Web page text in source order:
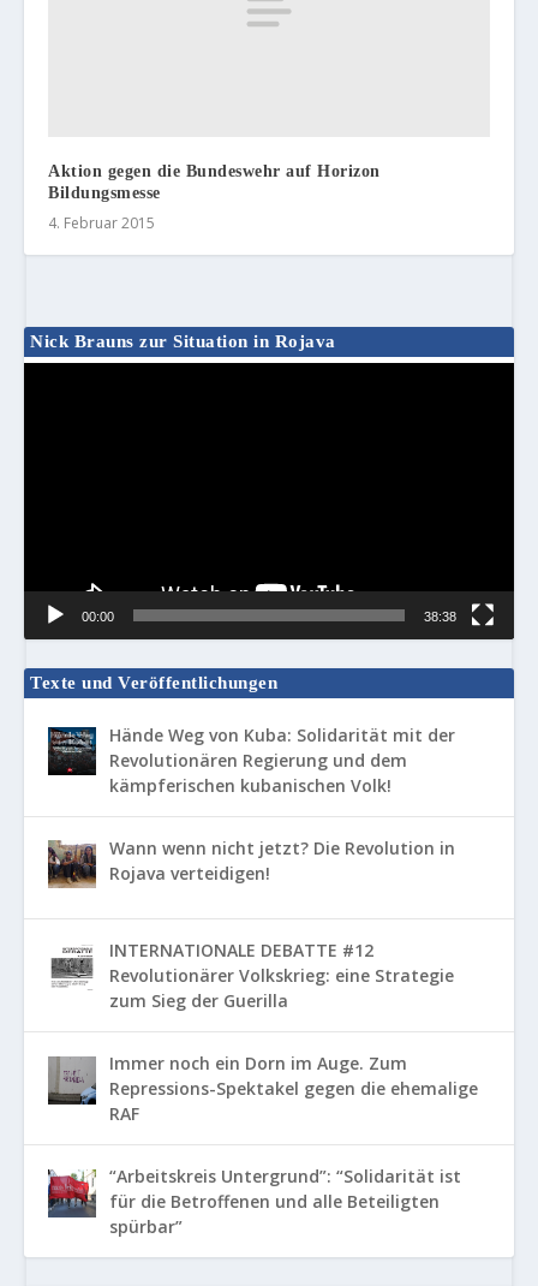
Aktion gegen die Bundeswehr auf Horizon
Bildungsmesse
4. Februar 2015
Nick Brauns zur Situation in Rojava
00:00 38:38
Texte und Veröffentlichungen
Hände Weg von Kuba: Solidarität mit der
Revolutionären Regierung und dem
kämpferischen kubanischen Volk!
Wann wenn nicht jetzt? Die Revolution in
Rojava verteidigen!
INTERNATIONALE DEBATTE #12
Revolutionärer Volkskrieg: eine Strategie
zum Sieg der Guerilla
Immer noch ein Dorn im Auge. Zum
Repressions-Spektakel gegen die ehemalige
RAF
“Arbeitskreis Untergrund”: “Solidarität ist
für die Betroffenen und alle Beteiligten
spürbar”